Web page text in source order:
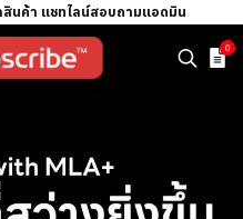
สินค้า แชทไลน์สอบถามแอดมิน
0